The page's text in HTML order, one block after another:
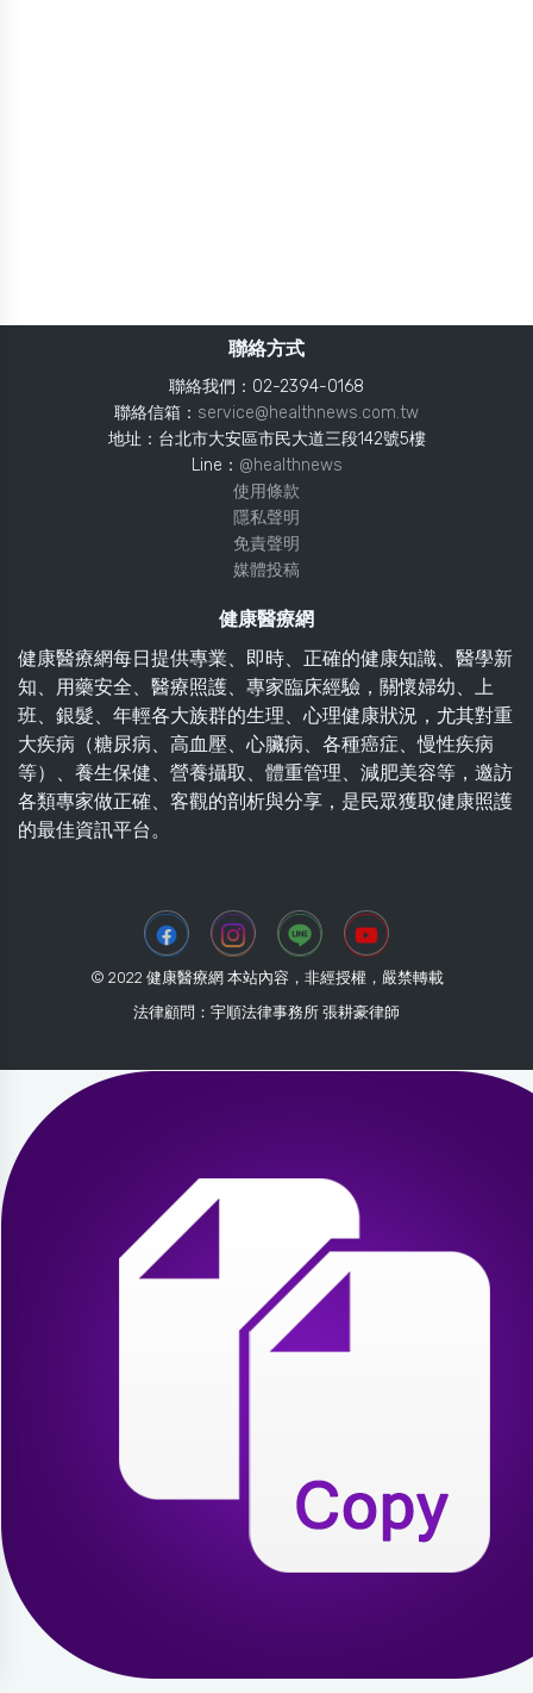
聯絡方式
聯絡我們：02-2394-0168
聯絡信箱： service@healthnews.com.tw
地址：台北市大安區市民大道三段142號5樓
Line： @healthnews
使用條款
隱私聲明
免責聲明
媒體投稿
健康醫療網
健康醫療網每日提供專業、即時、正確的健康知識、醫學新
知、用藥安全、醫療照護、專家臨床經驗，關懷婦幼、上
班、銀髮、年輕各大族群的生理、心理健康狀況，尤其對重
大疾病（糖尿病、高血壓、心臟病、各種癌症、慢性疾病
等）、養生保健、營養攝取、體重管理、減肥美容等，邀訪
各類專家做正確、客觀的剖析與分享，是民眾獲取健康照護
的最佳資訊平台。
© 2022 健康醫療網 本站內容，非經授權，嚴禁轉載
法律顧問：宇順法律事務所 張耕豪律師